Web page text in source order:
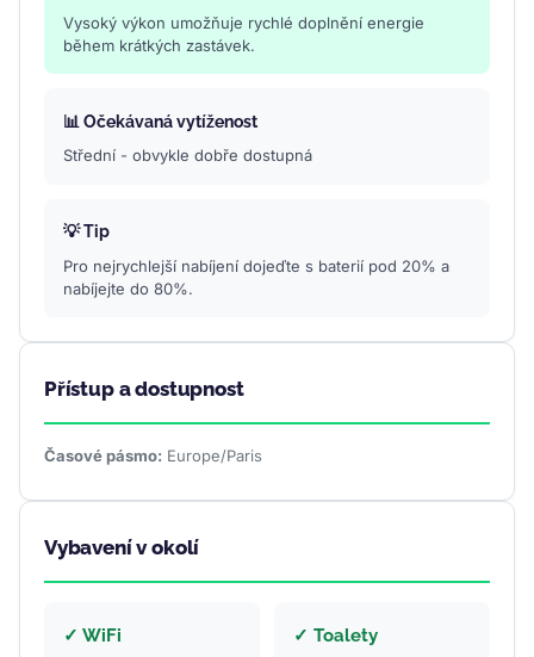
Vysoký výkon umožňuje rychlé doplnění energie
během krátkých zastávek.
📊 Očekávaná vytíženost
Střední - obvykle dobře dostupná
💡 Tip
Pro nejrychlejší nabíjení dojeďte s baterií pod 20% a
nabíjejte do 80%.
Přístup a dostupnost
Časové pásmo: Europe/Paris
Vybavení v okolí
✓ WiFi ✓ Toalety